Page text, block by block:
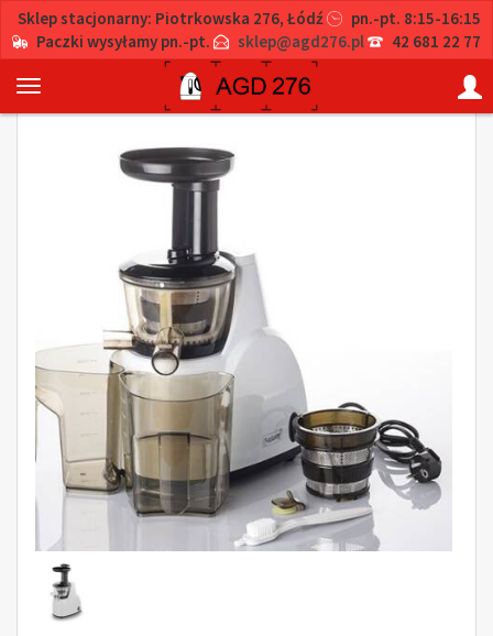
Sklep stacjonarny: Piotrkowska 276, Łódź
pn.-pt. 8:15-16:15
Paczki wysyłamy pn.-pt.
sklep@agd276.pl 42 681 22 77